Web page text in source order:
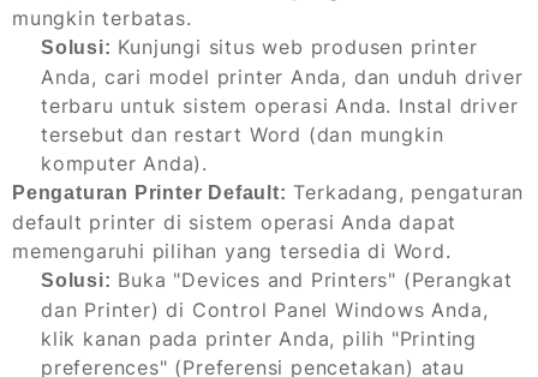
mungkin terbatas.
Solusi: Kunjungi situs web produsen printer
Anda, cari model printer Anda, dan unduh driver
terbaru untuk sistem operasi Anda. Instal driver
tersebut dan restart Word (dan mungkin
komputer Anda).
Pengaturan Printer Default: Terkadang, pengaturan
default printer di sistem operasi Anda dapat
memengaruhi pilihan yang tersedia di Word.
Solusi: Buka "Devices and Printers" (Perangkat
dan Printer) di Control Panel Windows Anda,
klik kanan pada printer Anda, pilih "Printing
preferences" (Preferensi pencetakan) atau